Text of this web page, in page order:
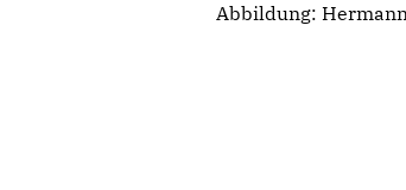
Abbildung: